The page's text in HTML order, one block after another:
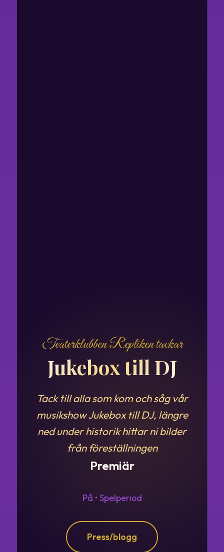
Teaterklubben Repliken tackar
Jukebox till DJ
Tack till alla som kom och såg vår
musikshow Jukebox till DJ, längre
ned under historik hittar ni bilder
från föreställningen
Premiär
På • Spelperiod
Press/blogg